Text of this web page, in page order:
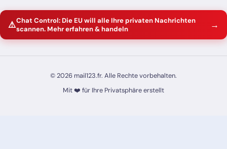
⚠️Chat Control: Die EU will alle Ihre privaten Nachrichten
scannen. Mehr erfahren & handeln
→
© 2026 mail123.fr. Alle Rechte vorbehalten.
Mit ❤️ für Ihre Privatsphäre erstellt